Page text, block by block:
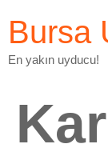
Bursa
En yakın uyducu!